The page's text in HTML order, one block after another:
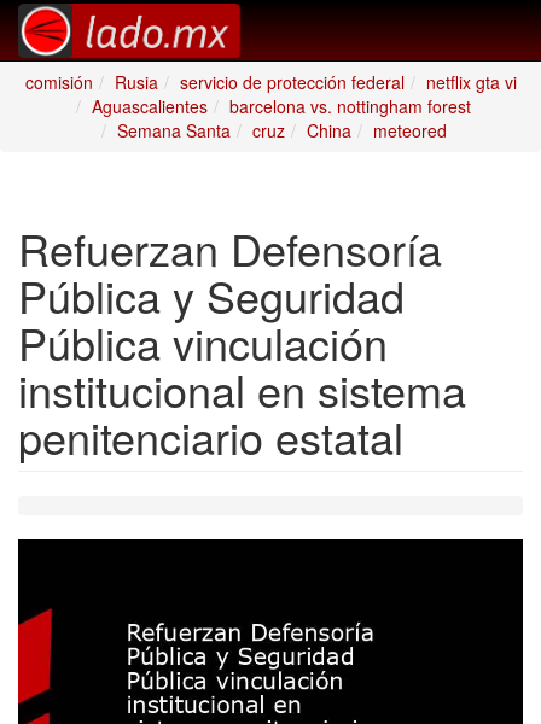
comisión Rusia servicio de protección federal
netflix gta vi
Aguascalientes
barcelona vs. nottingham forest
Semana Santa
cruz China meteored
Refuerzan Defensoría
Pública y Seguridad
Pública vinculación
institucional en sistema
penitenciario estatal